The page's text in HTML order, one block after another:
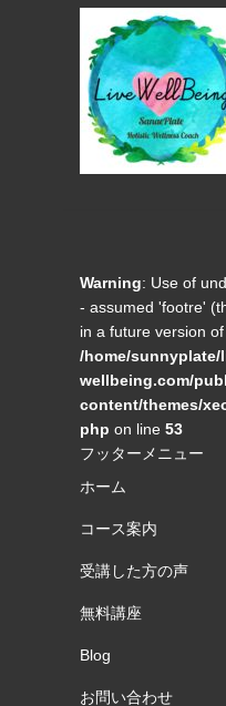
Warning: Use of
- assumed 'footre'
in a future version
/home/sunnyplate/
wellbeing.com/
content/themes/
php on line 53
フッターメニュー
ホーム
コース案内
受講した方の声
無料講座
Blog
お問い合わせ